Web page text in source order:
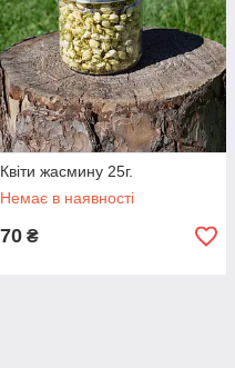
Квіти жасмину 25г.
Немає в наявності
70 ₴